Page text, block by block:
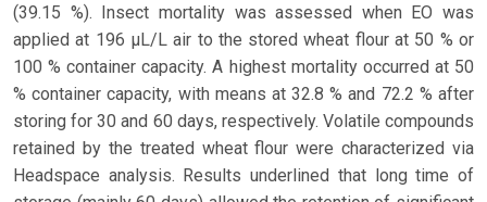
(39.15 %). Insect mortality was assessed when EO was
applied at 196 µL/L air to the stored wheat flour at 50 % or
100 % container capacity. A highest mortality occurred at 50
% container capacity, with means at 32.8 % and 72.2 % after
storing for 30 and 60 days, respectively. Volatile compounds
retained by the treated wheat flour were characterized via
Headspace analysis. Results underlined that long time of